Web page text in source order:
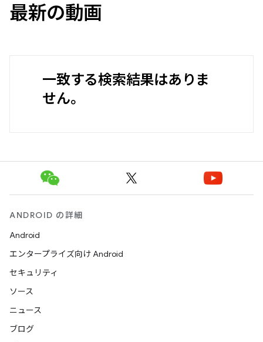
最新の動画
一致する検索結果はありま
せん。
ANDROID の詳細
Android
エンタープライズ向け Android
セキュリティ
ソース
ニュース
ブログ